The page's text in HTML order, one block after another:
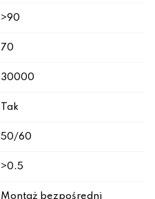
>90
70
30000
Tak
50/60
>0.5
Montaż bezpośredni